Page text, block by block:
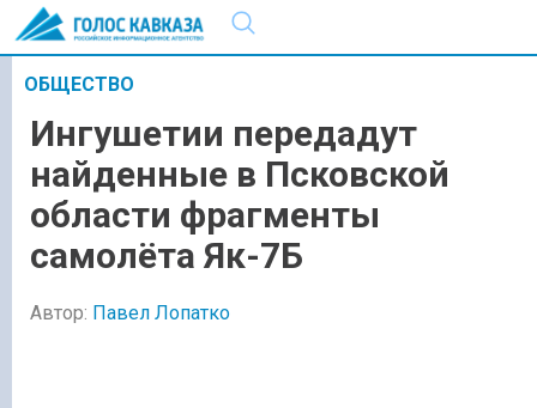
ОБЩЕСТВО
Ингушетии передадут
найденные в Псковской
области фрагменты
самолёта Як-7Б
Автор: Павел Лопатко